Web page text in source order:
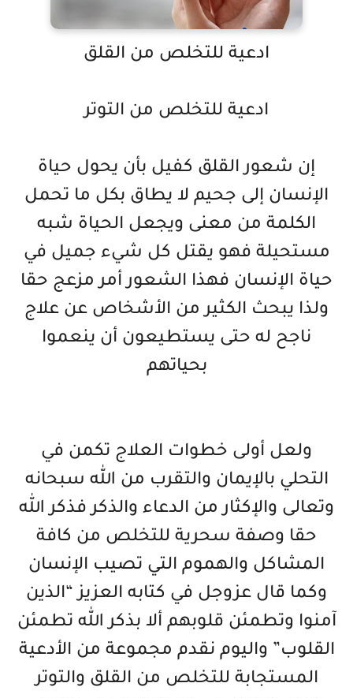
ادعية للتخلص من القلق
ادعية للتخلص من التوتر
إن شعور القلق كفيل بأن يحول حياة
الإنسان إلى جحيم لا يطاق بكل ما تحمل
الكلمة من معنى ويجعل الحياة شبه
مستحيلة فهو يقتل كل شيء جميل في
حياة الإنسان فهذا الشعور أمر مزعج حقا
ولذا يبحث الكثير من الأشخاص عن علاج
ناجح له حتى يستطيعون أن ينعموا
بحياتهم
ولعل أولى خطوات العلاج تكمن في
التحلي بالإيمان والتقرب من الله سبحانه
وتعالى والإكثار من الدعاء والذكر فذكر الله
حقا وصفة سحرية للتخلص من كافة
المشاكل والهموم التي تصيب الإنسان
وكما قال عزوجل في كتابه العزيز “الذين
آمنوا وتطمئن قلوبهم ألا بذكر الله تطمئن
القلوب” واليوم نقدم مجموعة من الأدعية
المستجابة للتخلص من القلق والتوتر